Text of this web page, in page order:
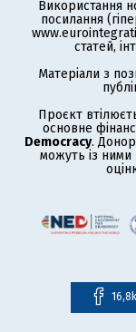
Використання
посилання
статей,
Матеріали з
Проєкт
основне
Democracy.
можуть із ними
16,8k